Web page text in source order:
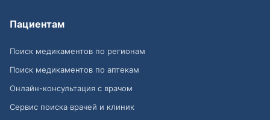
Пациентам
Поиск медикаментов по регионам
Поиск медикаментов по аптекам
Онлайн-консультация с врачом
Сервис поиска врачей и клиник